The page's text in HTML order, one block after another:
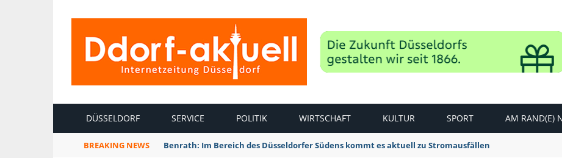
DÜSSELDORF SERVICE POLITIK WIRTSCHAFT KULTUR SPORT AM RAND(E)
BREAKING NEWS Benrath: Im Bereich des Düsseldorfer Südens kommt es aktuell zu Stromausfällen